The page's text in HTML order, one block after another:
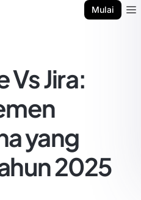
Mulai
Jira:
yang
2025